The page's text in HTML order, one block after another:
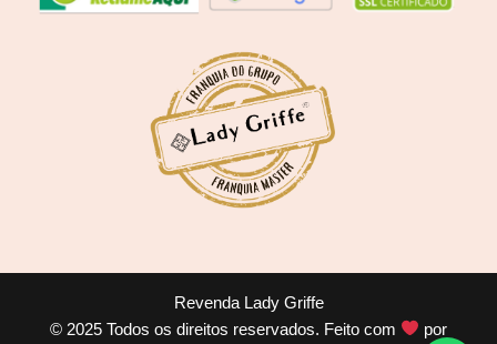
Revenda Lady Griffe
© 2025 Todos os direitos reservados. Feito com
por